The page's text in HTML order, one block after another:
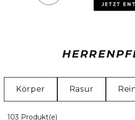
Körper Rasur
103 Produkt(e)